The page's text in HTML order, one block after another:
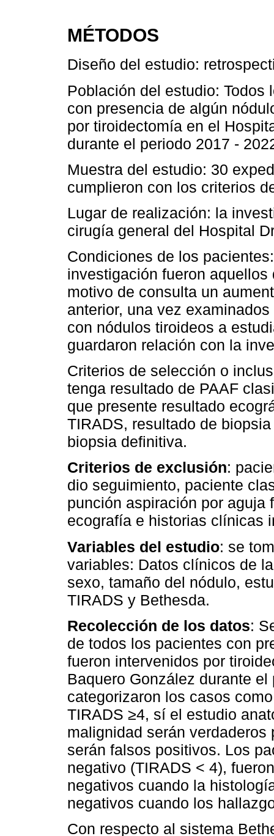
MÉTODOS
Diseño del estudio:
Población del estudio:
con presencia de algún
por tiroidectomía en el
durante el periodo 2017 -
Muestra del estudio: 30
cumplieron con los criterios
Lugar de realización: la
cirugía general del Hospital
Condiciones de los
investigación fueron
motivo de consulta un
anterior, una vez
con nódulos tiroideos a
guardaron relación con la
Criterios de selección o
tenga resultado de PAAF
que presente resultado
TIRADS, resultado de
biopsia definitiva.
Criterios de exclusión:
dio seguimiento, paciente
punción aspiración por aguja
ecografía e historias clínicas
Variables del estudio: se
variables: Datos clínicos de
sexo, tamaño del nódulo,
TIRADS y Bethesda.
Recolección de los datos:
de todos los pacientes con
fueron intervenidos por
Baquero González durante
categorizaron los casos
TIRADS ≥4, sí el estudio
malignidad serán
serán falsos positivos. Los
negativo (TIRADS < 4),
negativos cuando la
negativos cuando los
Con respecto al sistema